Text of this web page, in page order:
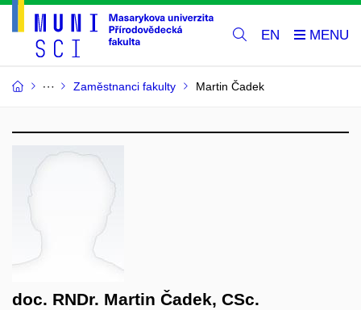
EN
Zaměstnanci fakulty Martin Čadek
doc. RNDr. Martin Čadek, CSc.